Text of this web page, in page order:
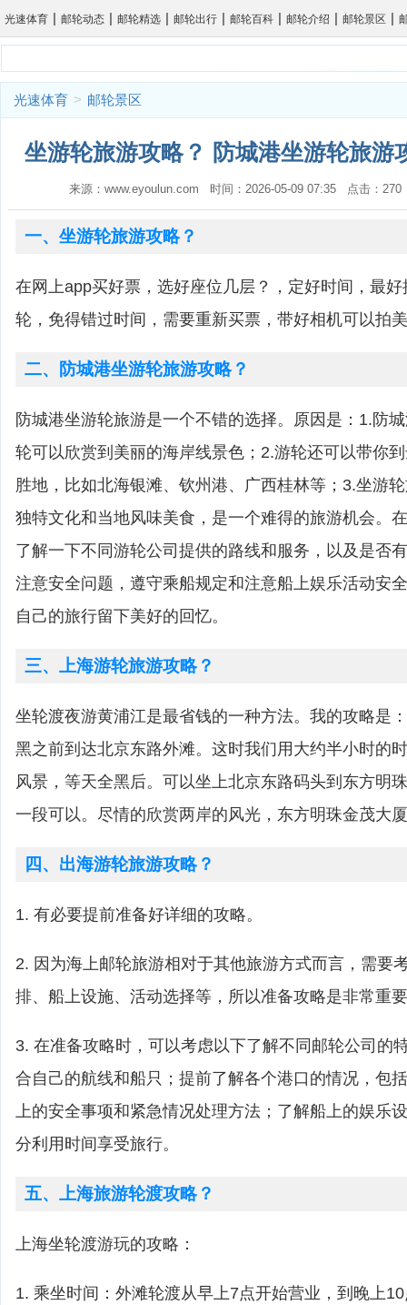
光速体育 | 邮轮动态 | 邮轮精选 | 邮轮出行 | 邮轮百科 | 邮轮介绍 | 邮轮景区 |
光速体育 > 邮轮景区
坐游轮旅游攻略？ 防城港坐游轮旅游
来源：www.eyoulun.com 时间：2026-05-09 07:35 点击：
一、坐游轮旅游攻略？
在网上app买好票，选好座位几层？，定好时间，最
轮，免得错过时间，需要重新买票，带好相机可以拍
二、防城港坐游轮旅游攻略？
防城港坐游轮旅游是一个不错的选择。原因是：1.防
轮可以欣赏到美丽的海岸线景色；2.游轮还可以带你
胜地，比如北海银滩、钦州港、广西桂林等；3.坐游
独特文化和当地风味美食，是一个难得的旅游机会。
了解一下不同游轮公司提供的路线和服务，以及是否
注意安全问题，遵守乘船规定和注意船上娱乐活动安
自己的旅行留下美好的回忆。
三、上海游轮旅游攻略？
坐轮渡夜游黄浦江是最省钱的一种方法。我的攻略是
黑之前到达北京东路外滩。这时我们用大约半小时的
风景，等天全黑后。可以坐上北京东路码头到东方明
一段可以。尽情的欣赏两岸的风光，东方明珠金茂大
四、出海游轮旅游攻略？
1. 有必要提前准备好详细的攻略。
2. 因为海上邮轮旅游相对于其他旅游方式而言，需要
排、船上设施、活动选择等，所以准备攻略是非常重
3. 在准备攻略时，可以考虑以下了解不同邮轮公司的
合自己的航线和船只；提前了解各个港口的情况，包
上的安全事项和紧急情况处理方法；了解船上的娱乐
分利用时间享受旅行。
五、上海旅游轮渡攻略？
上海坐轮渡游玩的攻略：
1. 乘坐时间：外滩轮渡从早上7点开始营业，到晚上